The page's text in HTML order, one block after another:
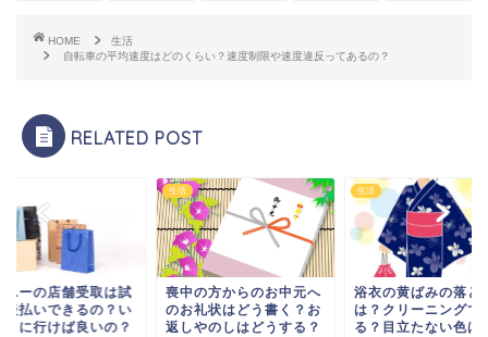
HOME
生活
自転車の平均速度はどのくらい？速度制限や速度違反ってあるの？
RELATED POST
の方からのお中元へ
礼状はどう書く？お
やのしはどうする？
生活
浴衣の黄ばみの落とし方
は？クリーニングで落ち
る？目立たない色は？
生活
ジーユーの店舗受取
着や後払いできるの
つ取りに行けば良い